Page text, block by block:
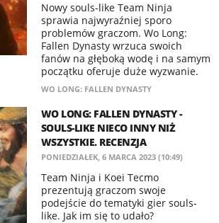
​Nowy souls-like Team Ninja
sprawia najwyraźniej sporo
problemów graczom. Wo Long:
Fallen Dynasty wrzuca swoich
fanów na głęboką wodę i na samym
początku oferuje duże wyzwanie.
WO LONG: FALLEN DYNASTY
​WO LONG: FALLEN DYNASTY -
SOULS-LIKE NIECO INNY NIŻ
WSZYSTKIE. RECENZJA
PONIEDZIAŁEK, 6 MARCA 2023 (10:49)
Team Ninja i Koei Tecmo
prezentują graczom swoje
podejście do tematyki gier souls-
like. Jak im się to udało?